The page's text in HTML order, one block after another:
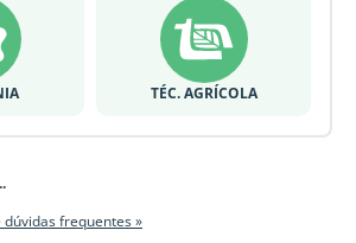
TÉC. AGRÍCOLA
dúvidas frequentes »